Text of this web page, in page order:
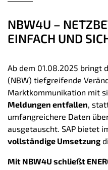
NBW4U –
EINFACH UND
Ab dem 01.08.2025 bringt
(NBW) tiefgreifende
Marktkommunikation mit
Meldungen entfallen,
umfangreichere Daten
ausgetauscht. SAP bietet
vollständige Umsetzung
Mit NBW4U schließt